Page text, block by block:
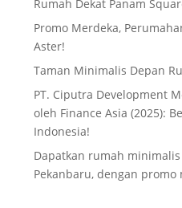
Rumah Dekat Panam
Promo Merdeka,
Aster!
Taman Minimalis Depan
PT. Ciputra Development
oleh Finance Asia (2025):
Indonesia!
Dapatkan rumah
Pekanbaru, dengan promo